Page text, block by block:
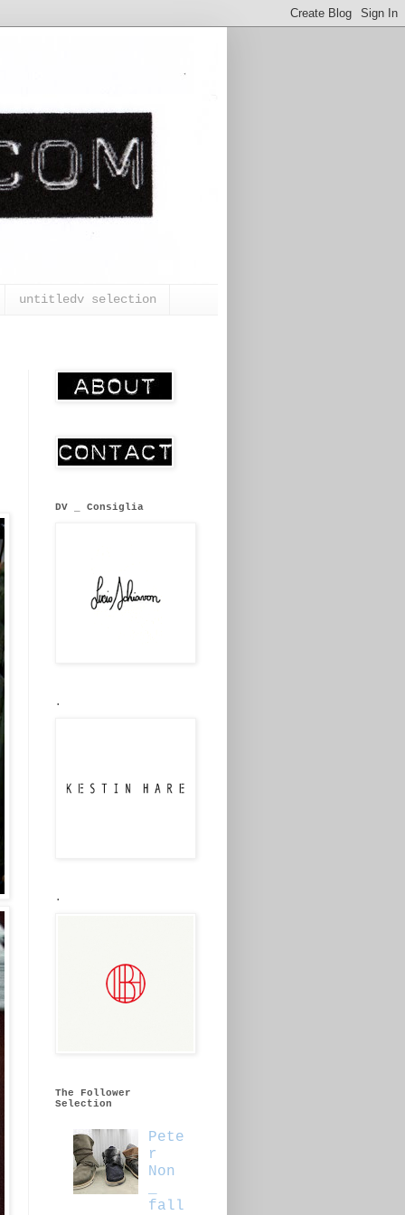
untitledv selection
DV _ Consiglia
.
.
The Follower
Selection
Pete
r
Non
fall